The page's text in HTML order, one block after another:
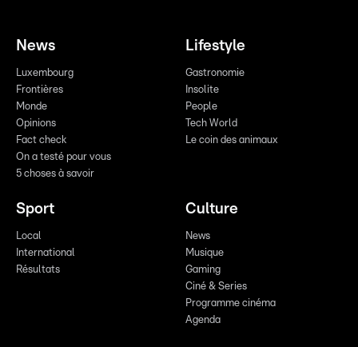
News
Luxembourg
Frontières
Monde
Opinions
Fact check
On a testé pour vous
5 choses à savoir
Lifestyle
Gastronomie
Insolite
People
Tech World
Le coin des animaux
Sport
Local
International
Résultats
Culture
News
Musique
Gaming
Ciné & Series
Programme cinéma
Agenda